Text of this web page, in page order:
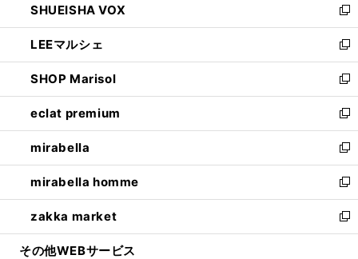
で
開
く
ド
ウ
で
開
く
ィ
ン
ド
ウ
で
開
く
い
ウ
ィ
ン
ド
ウ
で
開
く
SHUEISHA VOX
新
し
い
ウ
ィ
ン
ド
ウ
で
開
く
LEEマルシェ
新
し
い
ウ
ィ
ン
ド
ウ
で
開
く
SHOP Marisol
新
し
い
ウ
ィ
ン
ド
ウ
で
開
eclat premium
新
し
い
ウ
ィ
ン
ド
ウ
mirabella
新
し
い
ウ
ィ
ン
mirabella homme
新
し
い
ウ
zakka market
新
し
その他WEBサービス